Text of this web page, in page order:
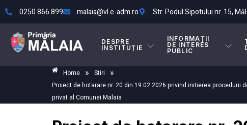
0250 866 899 malaia@vl.e-adm.ro Str. Podul Sipotului nr. 15,
DESPRE
INSTITUȚIE
INFORMAȚII
DE INTERES
PUBLIC
Home » Stiri »
Proiect de hotarare nr. 20 din 19.02.2026 privind initierea
privat al Comunei Malaia